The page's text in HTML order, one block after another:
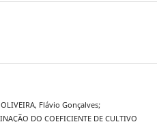
Flávio Gonçalves;
DO COEFICIENTE DE CULTIVO